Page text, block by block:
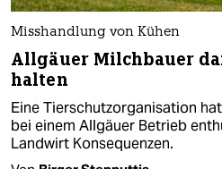
Misshandlung von Kühen
Allgäuer Milchbauer
halten
Eine Tierschutzorganisation
bei einem Allgäuer Betrieb
Landwirt Konsequenzen.